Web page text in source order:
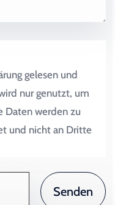
gelesen und
nur genutzt, um
Daten werden zu
und nicht an Dritte
Senden